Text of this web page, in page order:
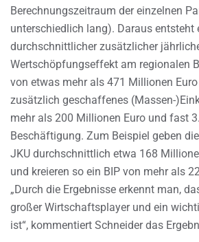
Berechnungszeitraum der einzelnen
unterschiedlich lang). Daraus entsteht
durchschnittlicher zusätzlicher
Wertschöpfungseffekt am regionalen
von etwas mehr als 471 Millionen
zusätzlich geschaffenes (Massen-
mehr als 200 Millionen Euro und fast
Beschäftigung. Zum Beispiel geben
JKU durchschnittlich etwa 168
und kreieren so ein BIP von mehr als
„Durch die Ergebnisse erkennt man,
großer Wirtschaftsplayer und ein
ist“, kommentiert Schneider das